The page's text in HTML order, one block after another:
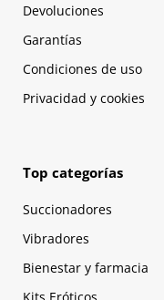
Devoluciones
Garantías
Condiciones de uso
Privacidad y cookies
Top categorías
Succionadores
Vibradores
Bienestar y farmacia